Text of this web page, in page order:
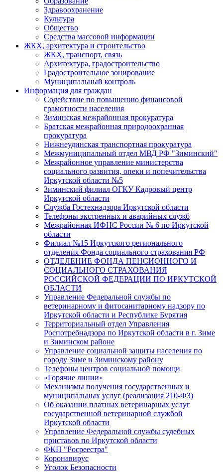
Здравоохранение
Культура
Общество
Средства массовой информации
ЖКХ, архитектура и строительство
ЖКХ, транспорт, связь
Архитектура, градостроительство
Градостроительное зонирование
Муниципальный контроль
Информация для граждан
Содействие по повышению финансовой
грамотности населения
Зиминская межрайонная прокуратура
Братская межрайонная природоохранная
прокуратура
Нижнеудинская транспортная прокуратура
Межмуниципальный отдел МВД РФ "Зиминский"
Межрайонное управление министерства
социального развития, опеки и попечительства
Иркутской области №5
Зиминский филиал ОГКУ Кадровый центр
Иркутской области
Служба Гостехнадзора Иркутской области
Телефоны экстренных и аварийных служб
Межрайонная ИФНС России № 6 по Иркутской
области
Филиал №15 Иркутского регионального
отделения Фонда социального страхования РФ
ОТДЕЛЕНИЕ ФОНДА ПЕНСИОННОГО И
СОЦИАЛЬНОГО СТРАХОВАНИЯ
РОССИЙСКОЙ ФЕДЕРАЦИИ ПО ИРКУТСКОЙ
ОБЛАСТИ
Управление Федеральной службы по
ветеринарному и фитосанитарному надзору по
Иркутской области и Республике Бурятия
Территориальный отдел Управления
Роспотребнадзора по Иркутской области в г. Зиме
и Зиминском районе
Управление социальной защиты населения по
городу Зиме и Зиминскому району
Телефоны центров социальной помощи
«Горячие линии»
Механизмы получения государственных и
муниципальных услуг (реализация 210-ФЗ)
Об оказании платных ветеринарных услуг
государственной ветеринарной службой
Иркутской области
Управление Федеральной службы судебных
приставов по Иркутской области
ФКП "Росреестра"
Коронавирус
Уголок Безопасности